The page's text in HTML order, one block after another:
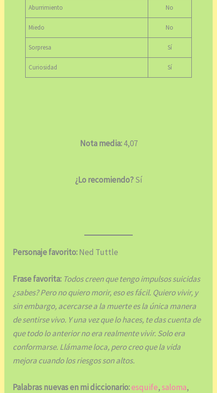
Aburrimiento No
Miedo No
Sorpresa Sí
Curiosidad Sí
Nota media:4,07
¿Lo recomiendo?Sí
Personaje favorito:Ned Tuttle
Frase favorita: Todos creen que tengo impulsos suicidas
¿sabes? Pero no quiero morir, eso es fácil. Quiero vivir, y
sin embargo, acercarse a la muerte es la única manera
de sentirse vivo. Y una vez que lo haces, te das cuenta de
que todo lo anterior no era realmente vivir. Solo era
conformarse. Llámame loca, pero creo que la vida
mejora cuando los riesgos son altos.
Palabras nuevas en mi diccionario:esquife,saloma,